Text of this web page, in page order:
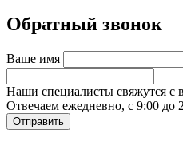
Обратный звонок
Ваше имя
Наши специалисты свяжутся с
Отвечаем ежедневно, с 9:00 до
Отправить